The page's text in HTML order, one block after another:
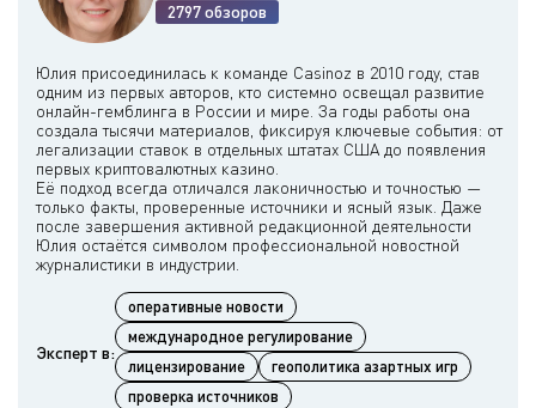
2797 обзоров
Юлия присоединилась к команде Casinoz в 2010 году, став
одним из первых авторов, кто системно освещал развитие
онлайн-гемблинга в России и мире. За годы работы она
создала тысячи материалов, фиксируя ключевые события: от
легализации ставок в отдельных штатах США до появления
первых криптовалютных казино.
Её подход всегда отличался лаконичностью и точностью —
только факты, проверенные источники и ясный язык. Даже
после завершения активной редакционной деятельности
Юлия остаётся символом профессиональной новостной
Эксперт в:
оперативные новости
международное регулирование
лицензирование
геополитика азартных игр
проверка источников